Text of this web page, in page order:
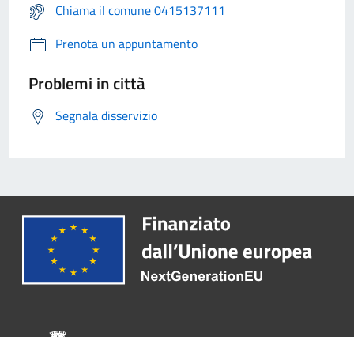
Chiama il comune 0415137111
Prenota un appuntamento
Problemi in città
Segnala disservizio